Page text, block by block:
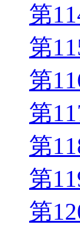
第
第
第
第
第
第
第